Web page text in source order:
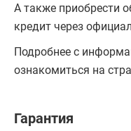
А также приобрести
кредит через
Подробнее с
ознакомиться на
Гарантия